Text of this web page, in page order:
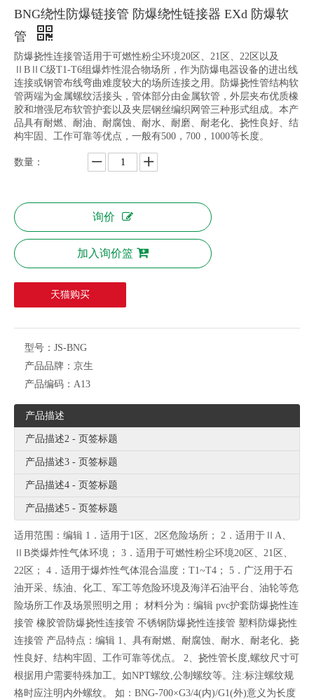
BNG绕性防爆链接管 防爆绕性链接器 EXd 防爆软
管
防爆挠性连接管适用于可燃性粉尘环境20区、21区、22区以及
ⅡBⅡC级T1-T6组爆炸性混合物场所，作为防爆电器设备的进出线
连接或钢管布线弯曲难度较大的场所连接之用。防爆挠性管结构软
管两端为金属螺纹活接头，管体部分由金属软管，外层夹布优质橡
胶和增强尼布软管护套以及夹层钢丝编织网管三种形式组成。本产
品具有耐燃、耐油、耐腐蚀、耐水、耐磨、耐老化、挠性良好、结
构牢固、工作可靠等优点，一般有500，700，1000等长度。
数量：
询价
加入询价篮
天猫购买
型号： JS-BNG
产品品牌： 京生
产品编码： A13
产品描述
产品描述2 - 页签标题
产品描述3 - 页签标题
产品描述4 - 页签标题
产品描述5 - 页签标题
适用范围：编辑 1．适用于1区、2区危险场所； 2．适用于ⅡA、
ⅡB类爆炸性气体环境； 3．适用于可燃性粉尘环境20区、21区、
22区； 4．适用于爆炸性气体混合温度：T1~T4； 5．广泛用于石
油开采、练油、化工、军工等危险环境及海洋石油平台、油轮等危
险场所工作及场景照明之用； 材料分为：编辑 pvc护套防爆挠性连
接管 橡胶管防爆挠性连接管 不锈钢防爆挠性连接管 塑料防爆挠性
连接管 产品特点：编辑 1、具有耐燃、耐腐蚀、耐水、耐老化、挠
性良好、结构牢固、工作可靠等优点。 2、挠性管长度,螺纹尺寸可
根据用户需要特殊加工。如NPT螺纹,公制螺纹等。注:标注螺纹规
格时应注明内外螺纹。 如：BNG-700×G3/4(内)/G1(外)意义为长度